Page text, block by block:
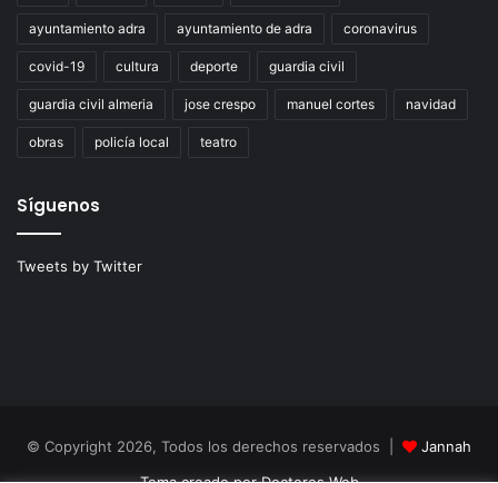
ayuntamiento adra ayuntamiento de adra coronavirus
covid-19 cultura deporte guardia civil
guardia civil almeria jose crespo manuel cortes navidad
obras policía local teatro
Síguenos
Tweets by Twitter
© Copyright 2026, Todos los derechos reservados |
Jannah